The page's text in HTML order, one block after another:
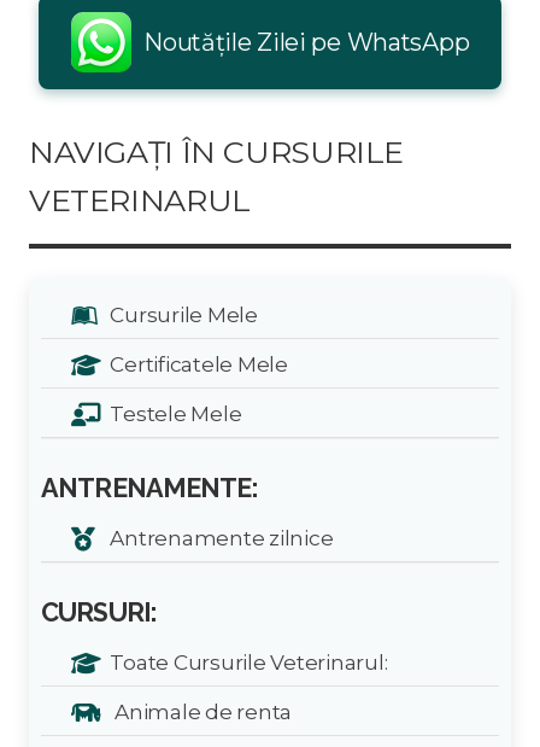
Noutățile Zilei pe WhatsApp
NAVIGAȚI ÎN CURSURILE
VETERINARUL
Cursurile Mele
Certificatele Mele
Testele Mele
ANTRENAMENTE:
Antrenamente zilnice
CURSURI:
Toate Cursurile Veterinarul:
Animale de renta